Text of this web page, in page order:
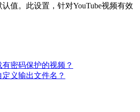
值。此设置，针对YouTube视频有效
密码保护的视频？
义输出文件名？